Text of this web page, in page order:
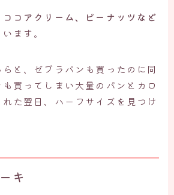
コアクリーム、ピーナッツなど
ます。
と、ゼブラパンも買ったのに同
買ってしまい大量のパンとカロ
た翌日、ハーフサイズを見つけ
キ